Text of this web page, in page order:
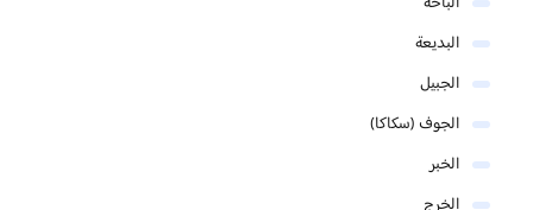
البديعة
الجبيل
الجوف (سكاكا)
الخبر